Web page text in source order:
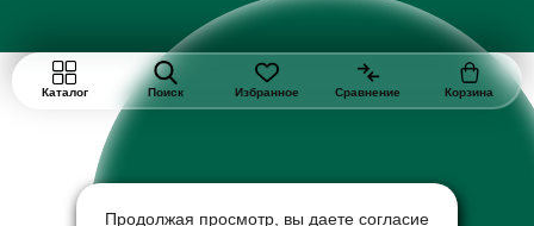
Каталог Поиск Избранное Сравнение Корзина
Продолжая просмотр, вы даете согласие